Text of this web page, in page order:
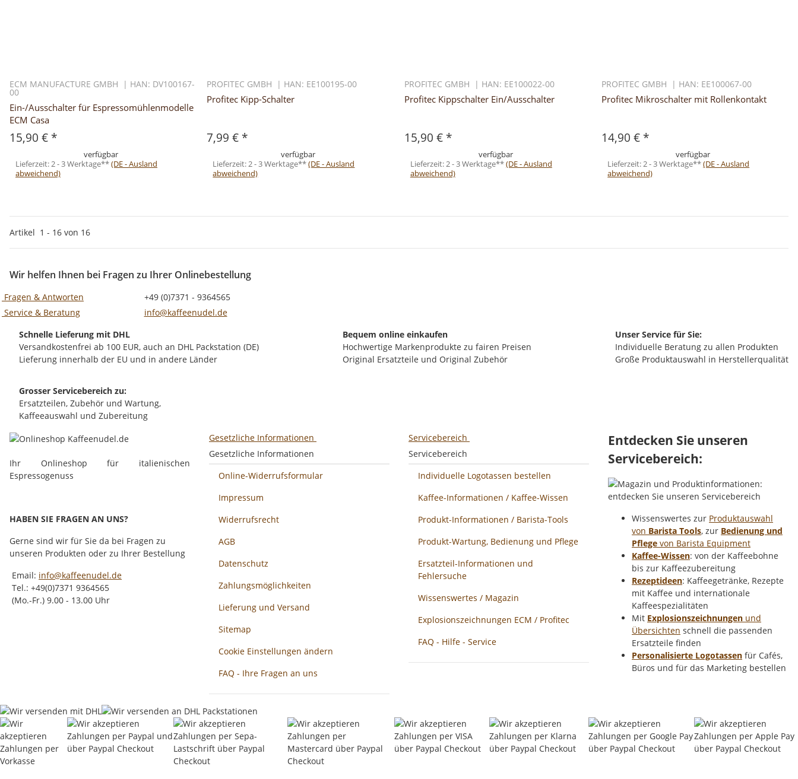
ECM MANUFACTURE GMBH | HAN: DV100167-
00
Ein-/Ausschalter für Espressomühlenmodelle
ECM Casa
15,90 € *
verfügbar
Lieferzeit:2 - 3 Werktage**(DE - Ausland
abweichend)
PROFITEC GMBH | HAN: EE100195-00
Profitec Kipp-Schalter
7,99 € *
verfügbar
Lieferzeit:2 - 3 Werktage**(DE - Ausland
abweichend)
PROFITEC GMBH | HAN: EE100022-00
Profitec Kippschalter Ein/Ausschalter
15,90 € *
verfügbar
Lieferzeit:2 - 3 Werktage**(DE - Ausland
abweichend)
PROFITEC GMBH | HAN: EE100067-00
Profitec Mikroschalter mit Rollenkontakt
14,90 € *
verfügbar
Lieferzeit:2 - 3 Werktage**(DE - Ausland
abweichend)
Artikel 1 - 16 von 16
Wir helfen Ihnen bei Fragen zu Ihrer Onlinebestellung
Fragen & Antworten
Service & Beratung
+49 (0)7371 - 9364565
info@kaffeenudel.de
Schnelle Lieferung mit DHL
Versandkostenfrei ab 100 EUR, auch an DHL Packstation (DE)
Lieferung innerhalb der EU und in andere Länder
Bequem online einkaufen
Hochwertige Markenprodukte zu fairen Preisen
Original Ersatzteile und Original Zubehör
Unser Service für Sie:
Individuelle Beratung zu allen Produkten
Große Produktauswahl in Herstellerqualität
Grosser Servicebereich zu:
Ersatzteilen, Zubehör und Wartung,
Kaffeeauswahl und Zubereitung
Ihr Onlineshop für italienischen
Espressogenuss
HABEN SIE FRAGEN AN UNS?
Gerne sind wir für Sie da bei Fragen zu
unseren Produkten oder zu Ihrer Bestellung
Email: info@kaffeenudel.de
Tel.: +49(0)7371 9364565
(Mo.-Fr.) 9.00 - 13.00 Uhr
Gesetzliche Informationen
Gesetzliche Informationen
Online-Widerrufsformular
Impressum
Widerrufsrecht
AGB
Datenschutz
Zahlungsmöglichkeiten
Lieferung und Versand
Sitemap
Cookie Einstellungen ändern
FAQ - Ihre Fragen an uns
Servicebereich
Servicebereich
Individuelle Logotassen bestellen
Kaffee-Informationen / Kaffee-Wissen
Produkt-Informationen / Barista-Tools
Produkt-Wartung, Bedienung und Pflege
Ersatzteil-Informationen und
Fehlersuche
Wissenswertes / Magazin
Explosionszeichnungen ECM / Profitec
FAQ - Hilfe - Service
Entdecken Sie unseren
Servicebereich:
Wissenswertes zur Produktauswahl
von Barista Tools, zur Bedienung und
Pflege von Barista Equipment
Kaffee-Wissen: von der Kaffeebohne
bis zur Kaffeezubereitung
Rezeptideen: Kaffeegetränke, Rezepte
mit Kaffee und internationale
Kaffeespezialitäten
Mit Explosionszeichnungen und
Übersichten schnell die passenden
Ersatzteile finden
Personalisierte Logotassen für Cafés,
Büros und für das Marketing bestellen